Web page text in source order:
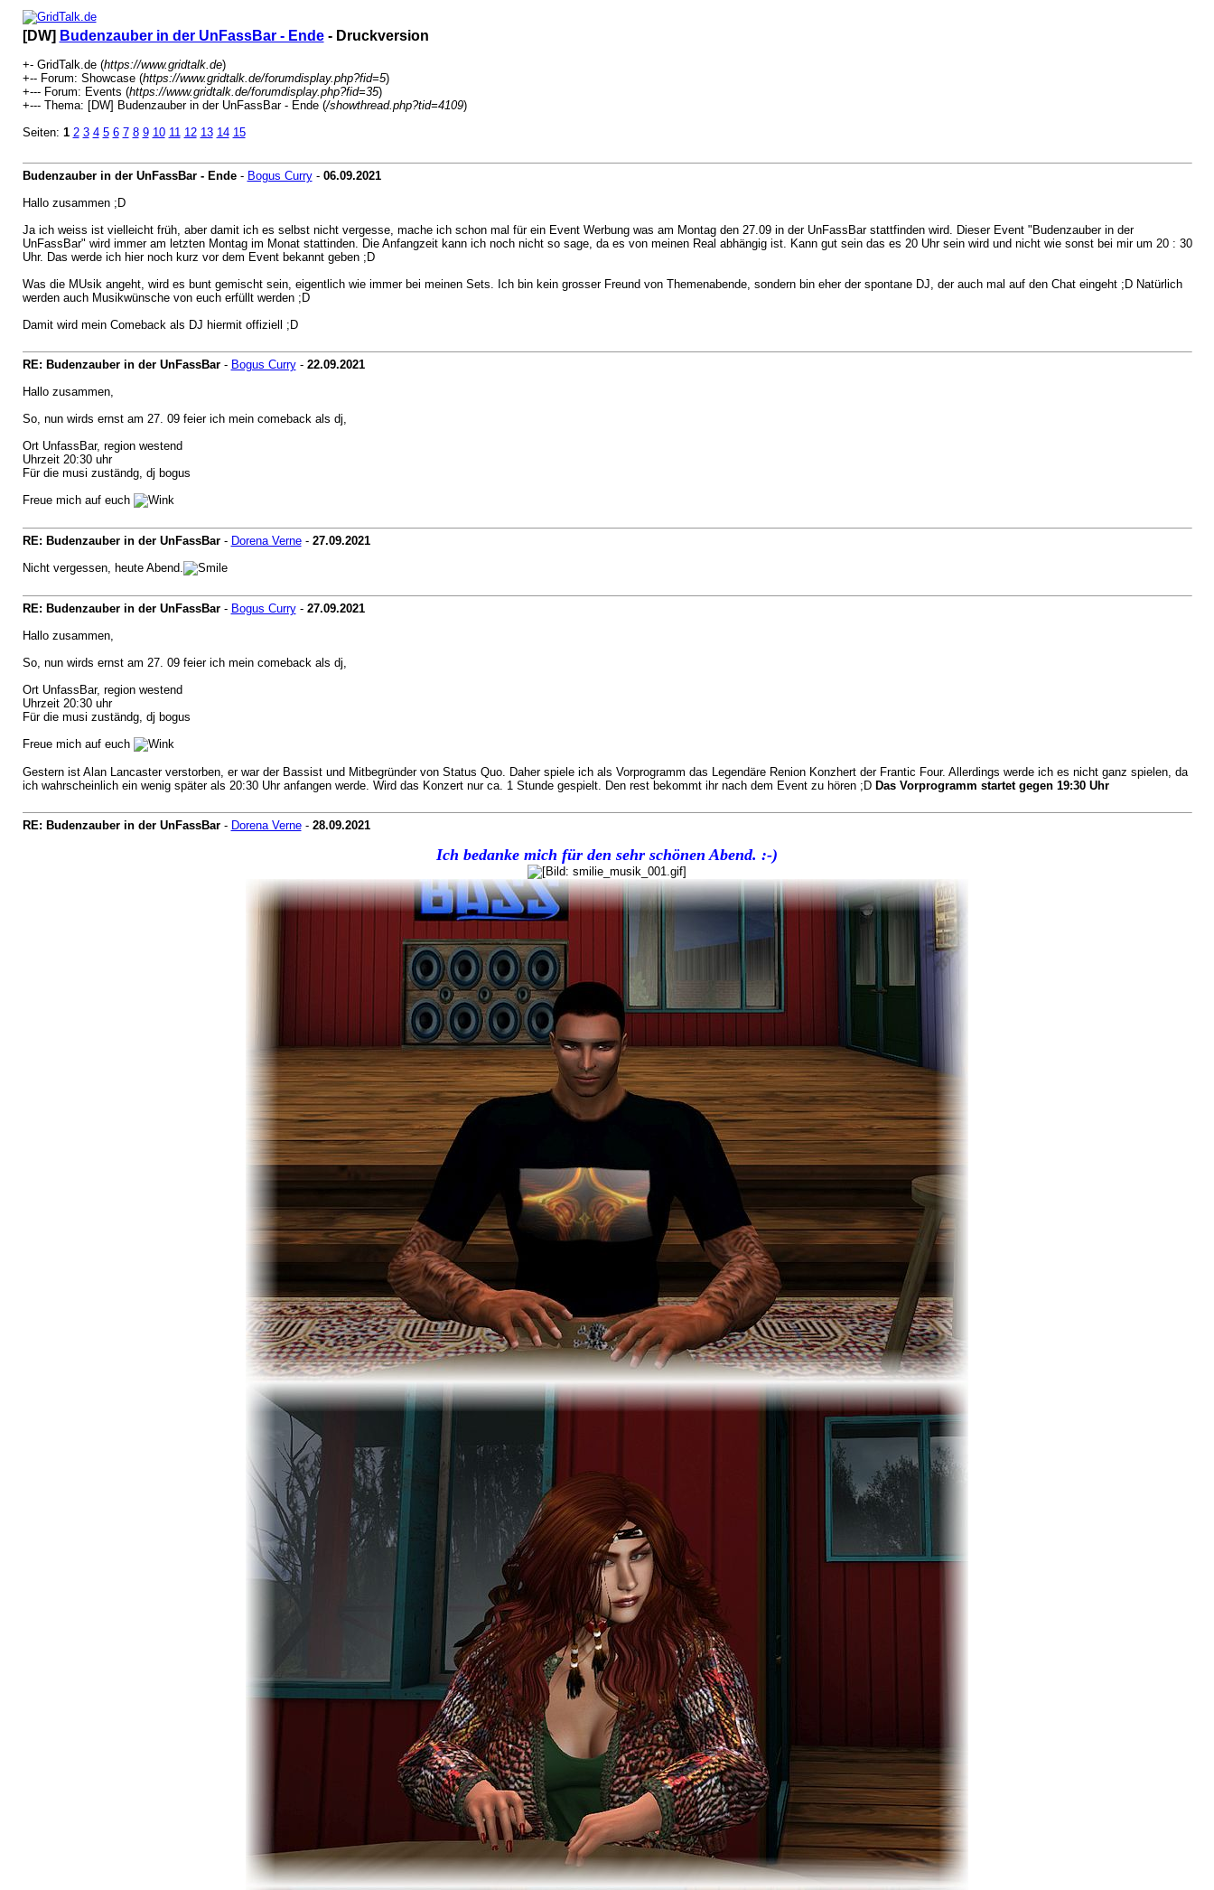
[DW] Budenzauber in der UnFassBar - Ende- Druckversion
+- GridTalk.de (https://www.gridtalk.de)
+-- Forum: Showcase (https://www.gridtalk.de/forumdisplay.php?fid=5)
+--- Forum: Events (https://www.gridtalk.de/forumdisplay.php?fid=35)
+--- Thema: [DW] Budenzauber in der UnFassBar - Ende (/showthread.php?tid=4109)
Seiten: 1 2 3 4 5 6 7 8 9 10 11 12 13 14 15
Budenzauber in der UnFassBar - Ende- Bogus Curry- 06.09.2021
Hallo zusammen ;D
Ja ich weiss ist vielleicht früh, aber damit ich es selbst nicht vergesse, mache ich schon mal für ein Event Werbung was am Montag den 27.09 in der UnFassBar stattfinden wird. Dieser Event "Budenzauber in der
UnFassBar" wird immer am letzten Montag im Monat stattinden. Die Anfangzeit kann ich noch nicht so sage, da es von meinen Real abhängig ist. Kann gut sein das es 20 Uhr sein wird und nicht wie sonst bei mir um 20 : 30
Uhr. Das werde ich hier noch kurz vor dem Event bekannt geben ;D
Was die MUsik angeht, wird es bunt gemischt sein, eigentlich wie immer bei meinen Sets. Ich bin kein grosser Freund von Themenabende, sondern bin eher der spontane DJ, der auch mal auf den Chat eingeht ;D Natürlich
werden auch Musikwünsche von euch erfüllt werden ;D
Damit wird mein Comeback als DJ hiermit offiziell ;D
RE: Budenzauber in der UnFassBar- Bogus Curry- 22.09.2021
Hallo zusammen,
So, nun wirds ernst am 27. 09 feier ich mein comeback als dj,
Ort UnfassBar, region westend
Uhrzeit 20:30 uhr
Für die musi zuständg, dj bogus
Freue mich auf euch
RE: Budenzauber in der UnFassBar- Dorena Verne- 27.09.2021
Nicht vergessen, heute Abend.
RE: Budenzauber in der UnFassBar- Bogus Curry- 27.09.2021
Hallo zusammen,
So, nun wirds ernst am 27. 09 feier ich mein comeback als dj,
Ort UnfassBar, region westend
Uhrzeit 20:30 uhr
Für die musi zuständg, dj bogus
Freue mich auf euch
Gestern ist Alan Lancaster verstorben, er war der Bassist und Mitbegründer von Status Quo. Daher spiele ich als Vorprogramm das Legendäre Renion Konzhert der Frantic Four. Allerdings werde ich es nicht ganz spielen, da
ich wahrscheinlich ein wenig später als 20:30 Uhr anfangen werde. Wird das Konzert nur ca. 1 Stunde gespielt. Den rest bekommt ihr nach dem Event zu hören ;D Das Vorprogramm startet gegen 19:30 Uhr
RE: Budenzauber in der UnFassBar- Dorena Verne- 28.09.2021
Ich bedanke mich für den sehr schönen Abend. :-)